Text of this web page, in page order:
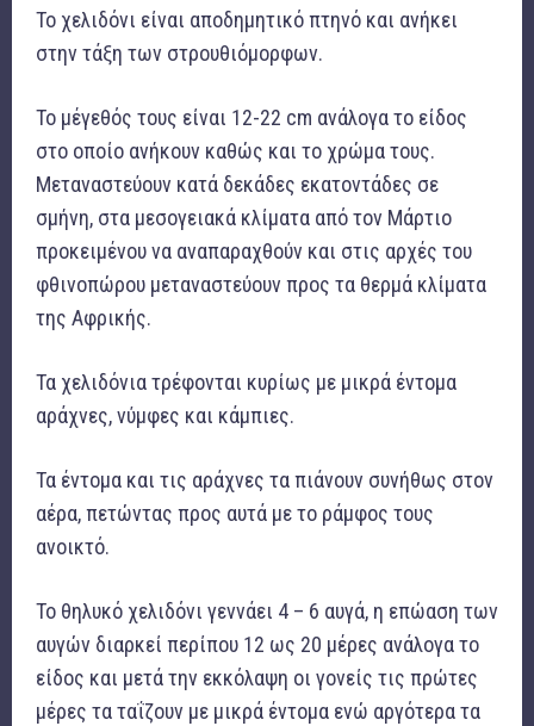
Το χελιδόνι είναι αποδημητικό πτηνό και ανήκει
στην τάξη των στρουθιόμορφων.
Το μέγεθός τους είναι 12-22 cm ανάλογα το είδος
στο οποίο ανήκουν καθώς και το χρώμα τους.
Μεταναστεύουν κατά δεκάδες εκατοντάδες σε
σμήνη, στα μεσογειακά κλίματα από τον Μάρτιο
προκειμένου να αναπαραχθούν και στις αρχές του
φθινοπώρου μεταναστεύουν προς τα θερμά κλίματα
της Αφρικής.
Τα χελιδόνια τρέφονται κυρίως με μικρά έντομα
αράχνες, νύμφες και κάμπιες.
Τα έντομα και τις αράχνες τα πιάνουν συνήθως στον
αέρα, πετώντας προς αυτά με το ράμφος τους
ανοικτό.
Το θηλυκό χελιδόνι γεννάει 4 – 6 αυγά, η επώαση των
αυγών διαρκεί περίπου 12 ως 20 μέρες ανάλογα το
είδος και μετά την εκκόλαψη οι γονείς τις πρώτες
μέρες τα ταΐζουν με μικρά έντομα ενώ αργότερα τα